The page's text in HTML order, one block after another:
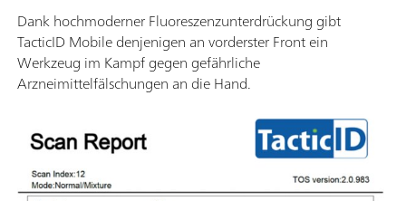
Dank hochmoderner Fluoreszenzunterdrückung gibt
TacticID Mobile denjenigen an vorderster Front ein
Werkzeug im Kampf gegen gefährliche
Arzneimittelfälschungen an die Hand.